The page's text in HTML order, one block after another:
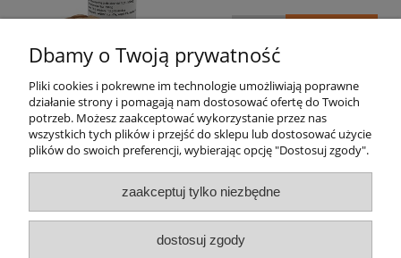
« 1 2 3 4 5 ... 12 »
O firmie
Zamówienia
Dbamy o Twoją prywatność
Pliki cookies i pokrewne im technologie umożliwiają poprawne
działanie strony i pomagają nam dostosować ofertę do Twoich
potrzeb. Możesz zaakceptować wykorzystanie przez nas
wszystkich tych plików i przejść do sklepu lub dostosować użycie
plików do swoich preferencji, wybierając opcję "Dostosuj zgody".
zaakceptuj tylko niezbędne
dostosuj zgody